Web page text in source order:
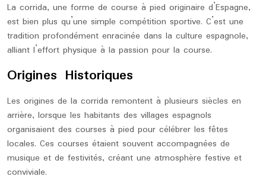
La corrida, une forme de course à pied originaire d’Espagne,
est bien plus qu’une simple compétition sportive. C’est une
tradition profondément enracinée dans la culture espagnole,
alliant l’effort physique à la passion pour la course.
Origines Historiques
Les origines de la corrida remontent à plusieurs siècles en
arrière, lorsque les habitants des villages espagnols
organisaient des courses à pied pour célébrer les fêtes
locales. Ces courses étaient souvent accompagnées de
musique et de festivités, créant une atmosphère festive et
conviviale.